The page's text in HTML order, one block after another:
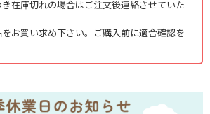
在庫切れの場合はご注文後連絡させていた
お買い求め下さい。ご購入前に適合確認を